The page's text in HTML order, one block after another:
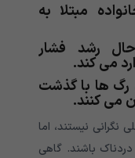
مبتلا به
حال رشد فشار
می کند.
رگ ها با گذشت
می کنند.
نگرانی نیستند، اما
باشند. گاهی